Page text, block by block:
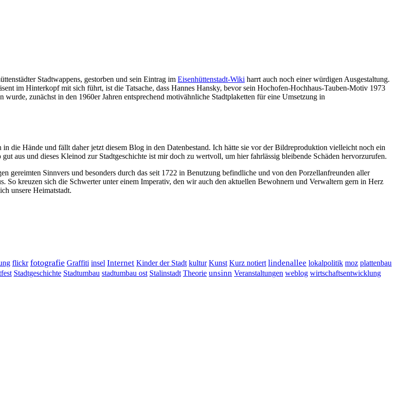
Stadtwappens, gestorben und sein Eintrag im Eisenhüttenstadt-Wiki harrt auch noch einer würdigen Ausgestaltung.
im Hinterkopf mit sich führt, ist die Tatsache, dass Hannes Hansky, bevor sein Hochofen-Hochhaus-Tauben-Motiv 1973
zunächst in den 1960er Jahren entsprechend motivähnliche Stadtplaketten für eine Umsetzung in
die Hände und fällt daher jetzt diesem Blog in den Datenbestand. Ich hätte sie vor der Bildreproduktion vielleicht noch ein
aus und dieses Kleinod zur Stadtgeschichte ist mir doch zu wertvoll, um hier fahrlässig bleibende Schäden hervorzurufen.
gereimten Sinnvers und besonders durch das seit 1722 in Benutzung befindliche und von den Porzellanfreunden aller
So kreuzen sich die Schwerter unter einem Imperativ, den wir auch den aktuellen Bewohnern und Verwaltern gern in Herz
unsere Heimatstadt.
flickr fotografie Graffiti insel Internet Kinder der Stadt kultur Kunst Kurz notiert lindenallee lokalpolitik moz plattenbau
Stadtgeschichte Stadtumbau stadtumbau ost Stalinstadt Theorie unsinn Veranstaltungen weblog wirtschaftsentwicklung